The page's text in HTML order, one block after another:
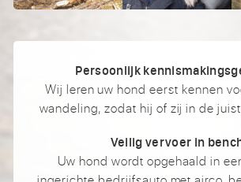
Persoonlijk
Wij leren uw hond eerst kennen
wandeling, zodat hij of zij in de
Veilig vervoer in
Uw hond wordt opgehaald in